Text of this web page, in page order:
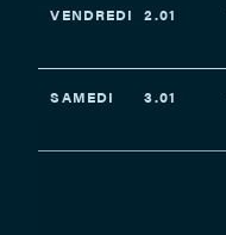
VENDREDI 2.01
SAMEDI 3.01